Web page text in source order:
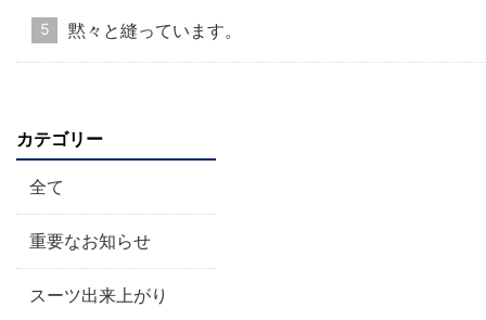
黙々と縫っています。
カテゴリー
全て
重要なお知らせ
スーツ出来上がり